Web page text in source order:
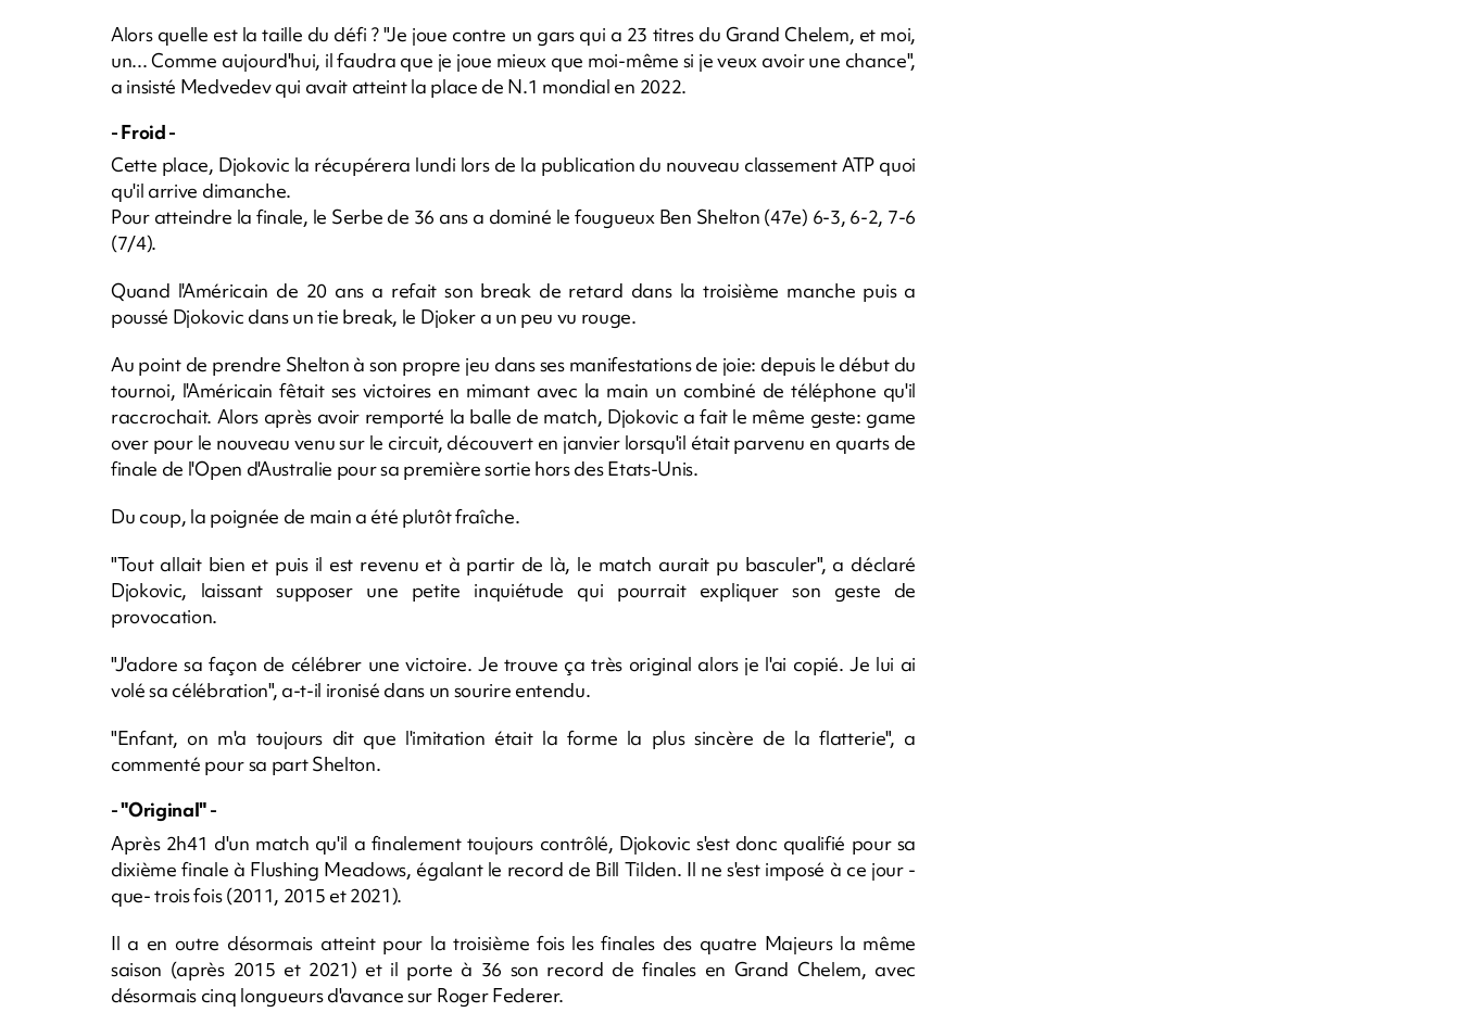
Alors quelle est la taille du défi ? "Je joue contre un gars qui a 23 titres du Grand Chelem, et moi,
un... Comme aujourd'hui, il faudra que je joue mieux que moi-même si je veux avoir une chance",
a insisté Medvedev qui avait atteint la place de N.1 mondial en 2022.
- Froid -
Cette place, Djokovic la récupérera lundi lors de la publication du nouveau classement ATP quoi
qu'il arrive dimanche.
Pour atteindre la finale, le Serbe de 36 ans a dominé le fougueux Ben Shelton (47e) 6-3, 6-2, 7-6
(7/4).
Quand l'Américain de 20 ans a refait son break de retard dans la troisième manche puis a
poussé Djokovic dans un tie break, le Djoker a un peu vu rouge.
Au point de prendre Shelton à son propre jeu dans ses manifestations de joie: depuis le début du
tournoi, l'Américain fêtait ses victoires en mimant avec la main un combiné de téléphone qu'il
raccrochait. Alors après avoir remporté la balle de match, Djokovic a fait le même geste: game
over pour le nouveau venu sur le circuit, découvert en janvier lorsqu'il était parvenu en quarts de
finale de l'Open d'Australie pour sa première sortie hors des Etats-Unis.
Du coup, la poignée de main a été plutôt fraîche.
"Tout allait bien et puis il est revenu et à partir de là, le match aurait pu basculer", a déclaré
Djokovic, laissant supposer une petite inquiétude qui pourrait expliquer son geste de
provocation.
"J'adore sa façon de célébrer une victoire. Je trouve ça très original alors je l'ai copié. Je lui ai
volé sa célébration", a-t-il ironisé dans un sourire entendu.
"Enfant, on m'a toujours dit que l'imitation était la forme la plus sincère de la flatterie", a
commenté pour sa part Shelton.
- "Original" -
Après 2h41 d'un match qu'il a finalement toujours contrôlé, Djokovic s'est donc qualifié pour sa
dixième finale à Flushing Meadows, égalant le record de Bill Tilden. Il ne s'est imposé à ce jour -
que- trois fois (2011, 2015 et 2021).
Il a en outre désormais atteint pour la troisième fois les finales des quatre Majeurs la même
saison (après 2015 et 2021) et il porte à 36 son record de finales en Grand Chelem, avec
désormais cinq longueurs d'avance sur Roger Federer.